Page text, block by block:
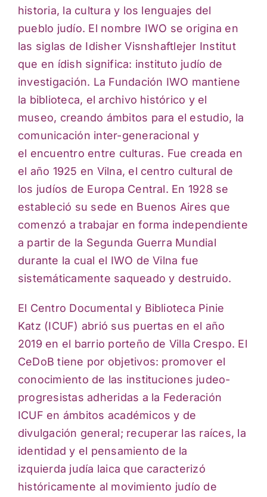
historia, la cultura y los lenguajes del
pueblo judío. El nombre IWO se origina en
las siglas de Idisher Visnshaftlejer Institut
que en ídish significa: instituto judío de
investigación. La Fundación IWO mantiene
la biblioteca, el archivo histórico y el
museo, creando ámbitos para el estudio, la
comunicación inter-generacional y
el encuentro entre culturas. Fue creada en
el año 1925 en Vilna, el centro cultural de
los judíos de Europa Central. En 1928 se
estableció su sede en Buenos Aires que
comenzó a trabajar enforma independiente
a partir de la Segunda Guerra Mundial
durante la cual el IWO de Vilna fue
sistemáticamente saqueado y destruido.
El Centro Documental y Biblioteca Pinie
Katz (ICUF) abrió sus puertas en el año
2019 en el barrio porteño de Villa Crespo. El
CeDoB tiene por objetivos: promover el
conocimiento de las instituciones judeo-
progresistas adheridas a la Federación
ICUF en ámbitos académicosy de
divulgación general; recuperar las raíces, la
identidad y el pensamiento de la
izquierda judía laica que caracterizó
históricamente al movimiento judío de